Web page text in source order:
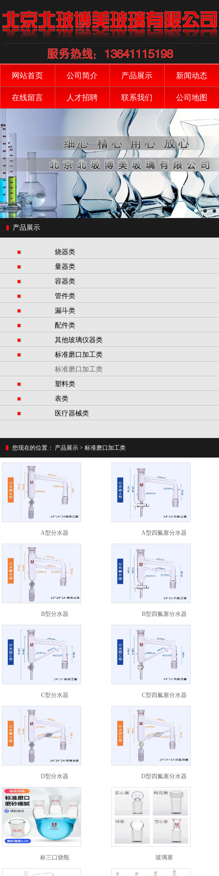
网站首页 公司简介 产品展示 新闻动态
在线留言 人才招聘 联系我们 公司地图
产品展示
烧器类
量器类
容器类
管件类
漏斗类
配件类
其他玻璃仪器类
标准磨口加工类
标准磨口加工类
塑料类
表类
医疗器械类
您现在的位置： 产品展示 > 标准磨口加工类
A型分水器 A型四氟塞分水器
B型分水器 B型四氟塞分水器
C型分水器 C型四氟塞分水器
D型分水器 D型四氟塞分水器
标三口烧瓶 玻璃塞